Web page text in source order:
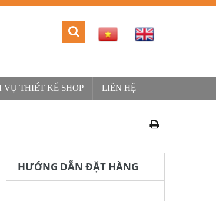
VỤ THIẾT KẾ SHOP LIÊN HỆ
HƯỚNG DẪN ĐẶT HÀNG